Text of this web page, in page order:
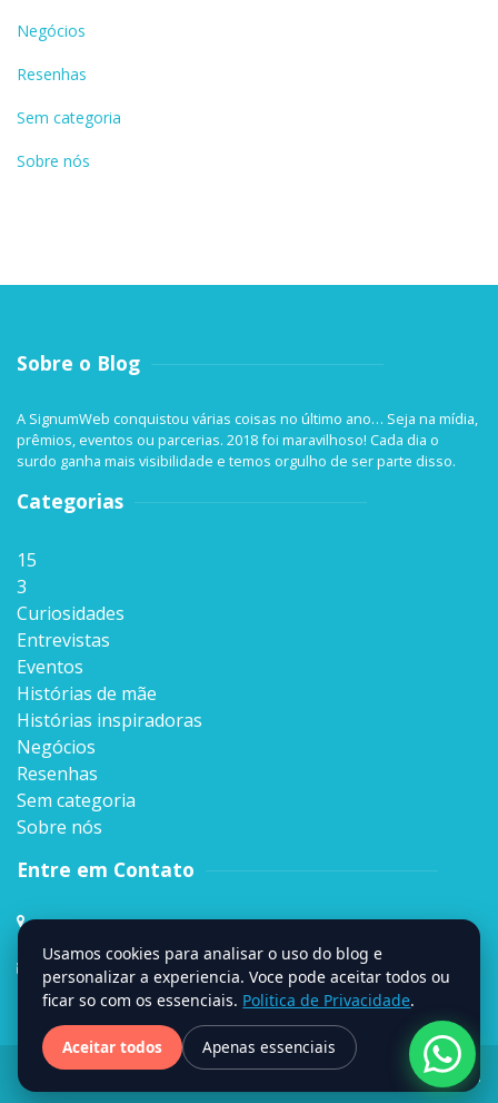
Negócios
Resenhas
Sem categoria
Sobre nós
Sobre o Blog
A SignumWeb conquistou várias coisas no último ano… Seja na mídia,
prêmios, eventos ou parcerias. 2018 foi maravilhoso! Cada dia o
surdo ganha mais visibilidade e temos orgulho de ser parte disso.
Categorias
15
3
Curiosidades
Entrevistas
Eventos
Histórias de mãe
Histórias inspiradoras
Negócios
Resenhas
Sem categoria
Sobre nós
Entre em Contato
Rua Sen. Milton Campos, 35, Andar 4º,
Vila da Serra, Nova Lima, MG
contato@signumweb.com.br
Site criado porStage .
Usamos cookies para analisar o uso do blog e
personalizar a experiencia. Voce pode aceitar todos ou
ficar so com os essenciais. Politica de Privacidade.
Aceitar todos Apenas essenciais